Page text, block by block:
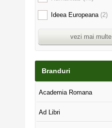
Ideea Europeana (2)
vezi mai multe
Branduri
Academia Romana
Ad Libri